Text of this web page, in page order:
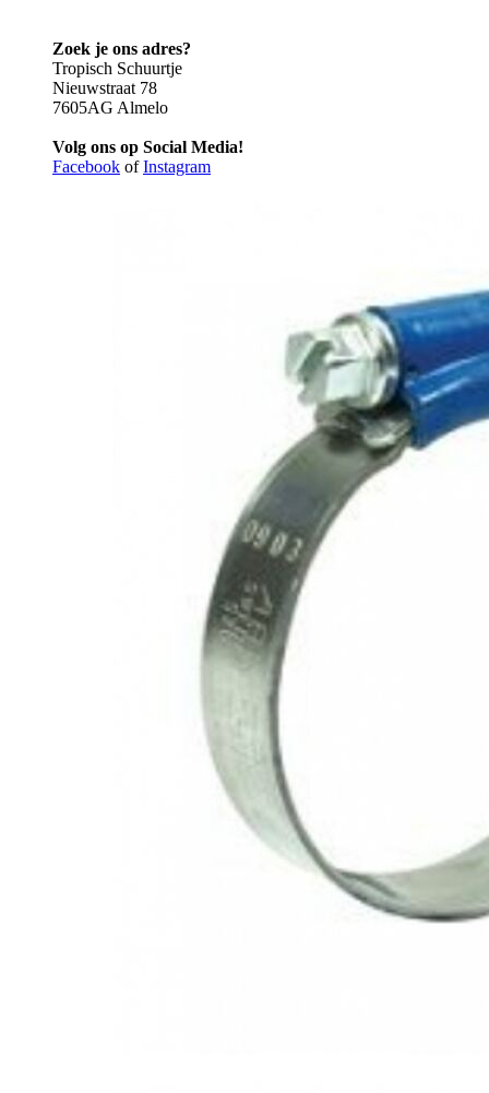
Zoek je ons adres?
Tropisch Schuurtje
Nieuwstraat 78
7605AG Almelo
Volg ons op Social Media!
Facebook ofInstagram